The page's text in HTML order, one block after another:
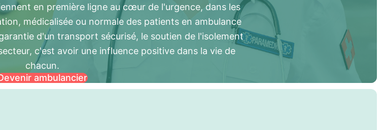
en première ligne au cœur de l'urgence, dans les
médicalisée ou normale des patients en ambulance
d'un transport sécurisé, le soutien de l'isolement
c'est avoir une influence positive dans la vie de
chacun.
ambulancier